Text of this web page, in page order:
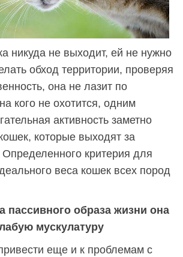
никуда не выходит, ей не нужно
обход территории, проверяя
она не лазит по
кого не охотится, одним
активность заметно
которые выходят за
критерия для
веса кошек всех пород
пассивного образа жизни она
мускулатуру
еще и к проблемам с